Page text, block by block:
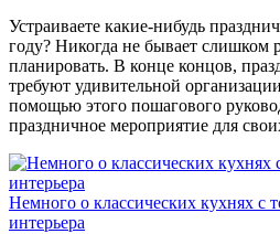
Устраиваете какие-нибудь
году? Никогда не бывает слишком
планировать. В конце концов,
требуют удивительной
помощью этого пошагового
праздничное мероприятие для
Немного о классических кухнях с
интерьера